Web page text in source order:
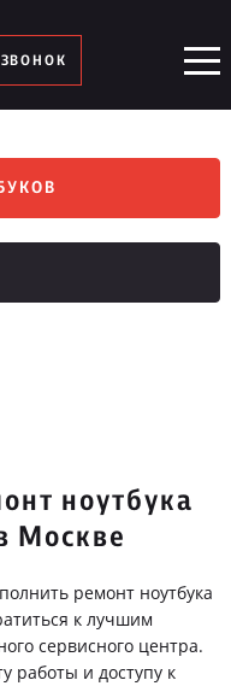
ЗВОНОК
ноутбука
Москве
ремонт ноутбука
к лучшим
сервисного центра.
работы и доступу к